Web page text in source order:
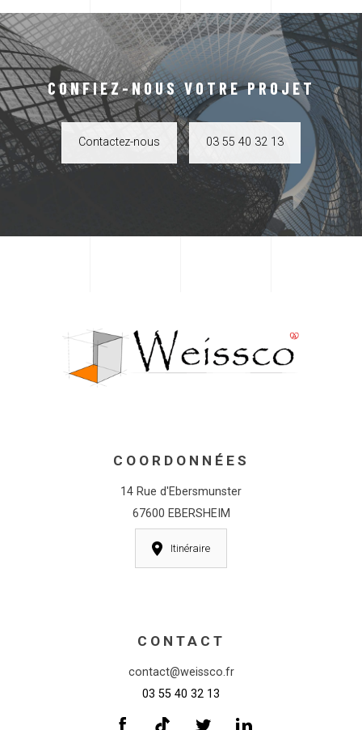
CONFIEZ-NOUS VOTRE PROJET
Contactez-nous 03 55 40 32 13
COORDONNÉES
14 Rue d'Ebersmunster
67600 EBERSHEIM
Itinéraire
CONTACT
contact@weissco.fr
03 55 40 32 13